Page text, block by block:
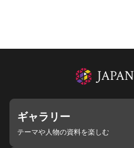
ギャラリー
テーマや人物の資料を楽しむ